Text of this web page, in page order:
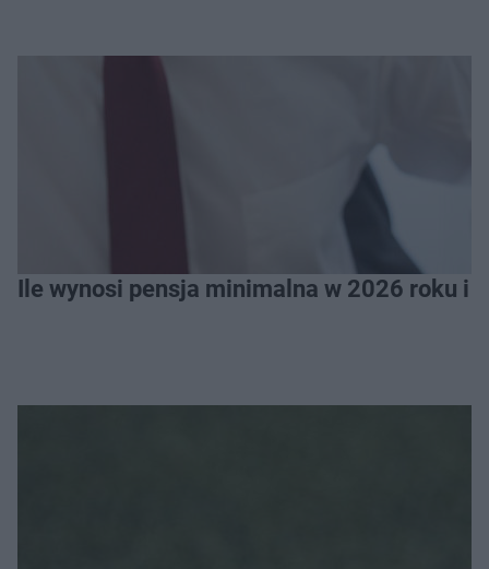
Ile wynosi pensja minimalna w 2026 roku i